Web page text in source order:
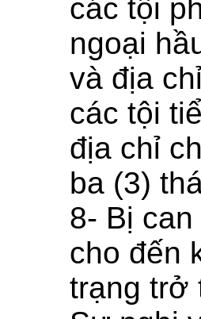
các tội
ngoại
và địa
các tội
địa chỉ
ba (3)
8- Bị
cho đến
trạng trở